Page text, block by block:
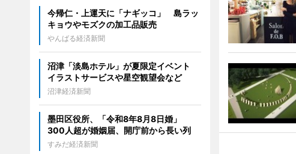
今帰仁・上運天に「ナギッコ」 島ラッ
キョウやモズクの加工品販売
やんばる経済新聞
沼津「淡島ホテル」が夏限定イベント
イラストサービスや星空観望会など
沼津経済新聞
墨田区役所、「令和8年8月8日婚」
300人超が婚姻届、開庁前から長い列
すみだ経済新聞